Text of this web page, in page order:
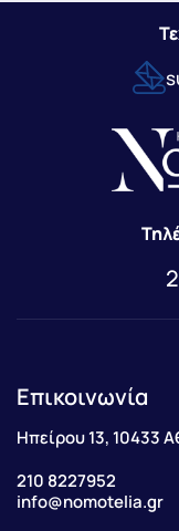
Επικοινωνία
Ηπείρου 13, 10433
210 8227952
info@nomotelia.gr